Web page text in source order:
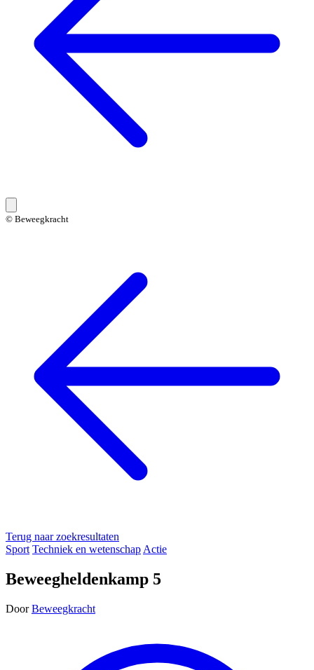
© Beweegkracht
Terug naar zoekresultaten
Sport Techniek en wetenschap Actie
Beweegheldenkamp 5
Door Beweegkracht